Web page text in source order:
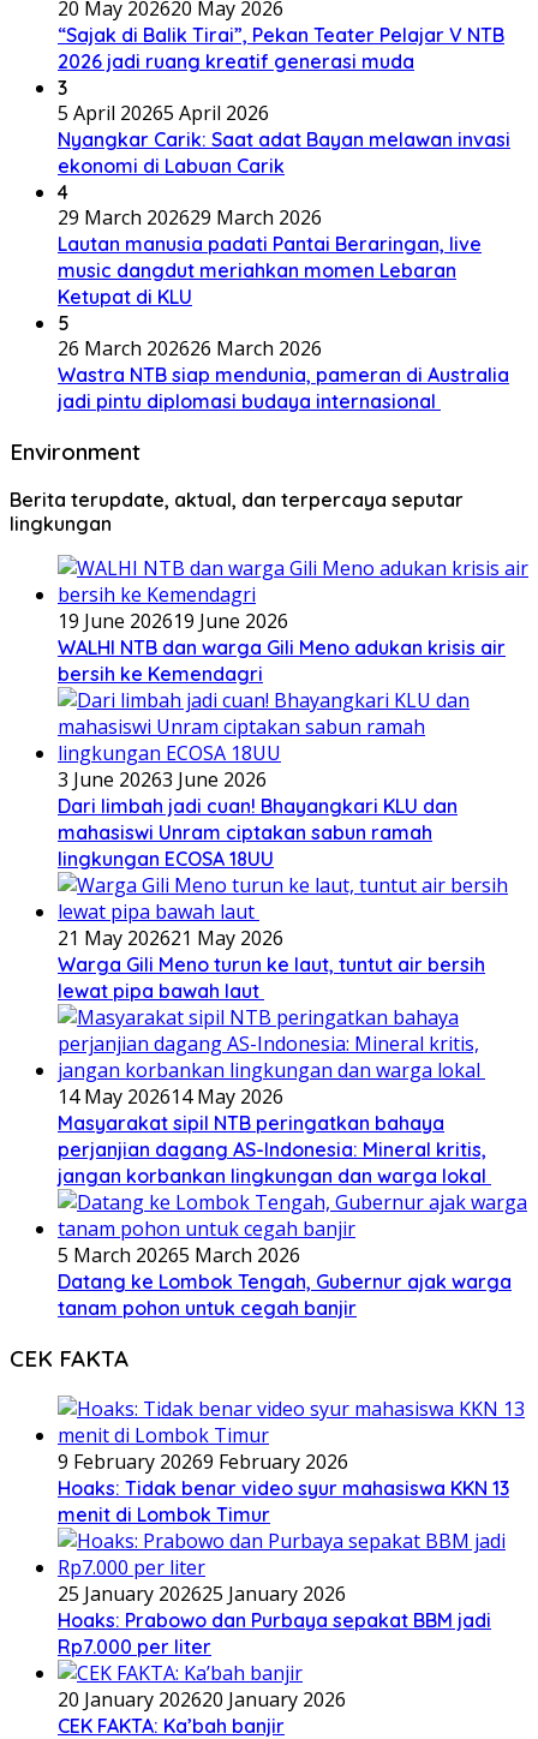
20 May 202620 May 2026
“Sajak di Balik Tirai”, Pekan Teater Pelajar V NTB
2026 jadi ruang kreatif generasi muda
3
5 April 20265 April 2026
Nyangkar Carik: Saat adat Bayan melawan invasi
ekonomi di Labuan Carik
4
29 March 202629 March 2026
Lautan manusia padati Pantai Beraringan, live
music dangdut meriahkan momen Lebaran
Ketupat di KLU
5
26 March 202626 March 2026
Wastra NTB siap mendunia, pameran di Australia
jadi pintu diplomasi budaya internasional
Environment
Berita terupdate, aktual, dan terpercaya seputar
lingkungan
19 June 202619 June 2026
WALHI NTB dan warga Gili Meno adukan krisis air
bersih ke Kemendagri
3 June 20263 June 2026
Dari limbah jadi cuan! Bhayangkari KLU dan
mahasiswi Unram ciptakan sabun ramah
lingkungan ECOSA 18UU
21 May 202621 May 2026
Warga Gili Meno turun ke laut, tuntut air bersih
lewat pipa bawah laut
14 May 202614 May 2026
Masyarakat sipil NTB peringatkan bahaya
perjanjian dagang AS-Indonesia: Mineral kritis,
jangan korbankan lingkungan dan warga lokal
5 March 20265 March 2026
Datang ke Lombok Tengah, Gubernur ajak warga
tanam pohon untuk cegah banjir
CEK FAKTA
9 February 20269 February 2026
Hoaks: Tidak benar video syur mahasiswa KKN 13
menit di Lombok Timur
25 January 202625 January 2026
Hoaks: Prabowo dan Purbaya sepakat BBM jadi
Rp7.000 per liter
20 January 202620 January 2026
CEK FAKTA: Ka’bah banjir